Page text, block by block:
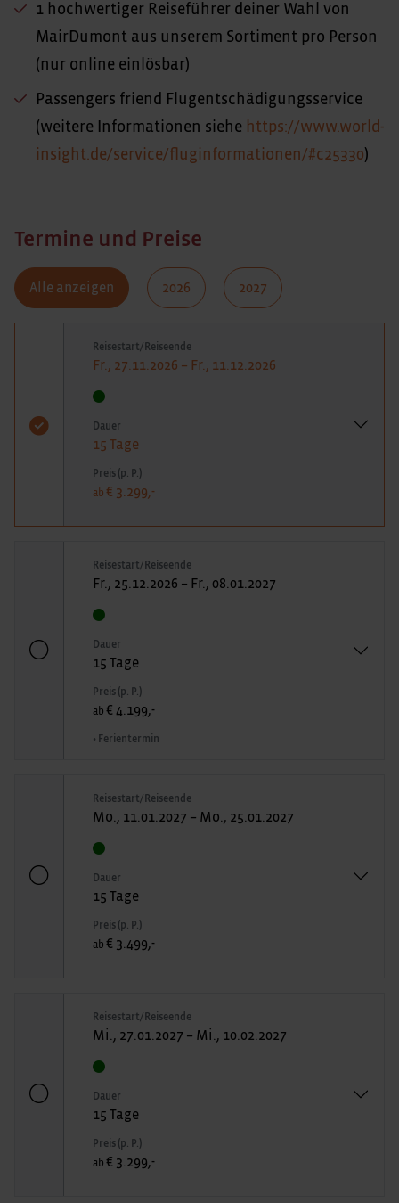
1 hochwertiger Reiseführer deiner Wahl von
MairDumont aus unserem Sortiment pro Person
(nur online einlösbar)
Passengers friend Flugentschädigungsservice
(weitere Informationen siehe https://www.world-
insight.de/service/fluginformationen/#c25330)
Termine und Preise
Alle anzeigen 2026 2027
Reisestart/Reiseende
Fr., 27.11.2026 – Fr., 11.12.2026
Dauer
15 Tage
Preis (p. P.)
ab € 3.299,-
Reisestart/Reiseende
Fr., 25.12.2026 – Fr., 08.01.2027
Dauer
15 Tage
Preis (p. P.)
ab € 4.199,-
• Ferientermin
Reisestart/Reiseende
Mo., 11.01.2027 – Mo., 25.01.2027
Dauer
15 Tage
Preis (p. P.)
ab € 3.499,-
Reisestart/Reiseende
Mi., 27.01.2027 – Mi., 10.02.2027
Dauer
15 Tage
Preis (p. P.)
ab € 3.299,-